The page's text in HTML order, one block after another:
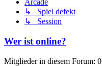
Arcade
↳ Spiel defekt
↳ Session
Wer ist online?
Mitglieder in diesem Forum: